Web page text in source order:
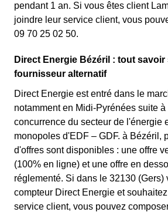
pendant 1 an. Si vous êtes client
joindre leur service client, vous
09 70 25 02 50.
Direct Energie Bézéril : tout
fournisseur alternatif
Direct Energie est entré dans le
notamment en Midi-Pyrénées suite
concurrence du secteur de l'énergie
monopoles d'EDF – GDF. à Bézéril,
d'offres sont disponibles : une offre
(100% en ligne) et une offre en
réglementé. Si dans le 32130 (Gers)
compteur Direct Energie et
service client, vous pouvez